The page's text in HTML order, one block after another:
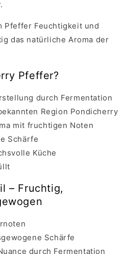
Pfeffer Feuchtigkeit und
das natürliche Aroma der
Pfeffer?
durch Fermentation
Region Pondicherry
mit fruchtigen Noten
Schärfe
Küche
– Fruchtig,
Schärfe
durch Fermentation